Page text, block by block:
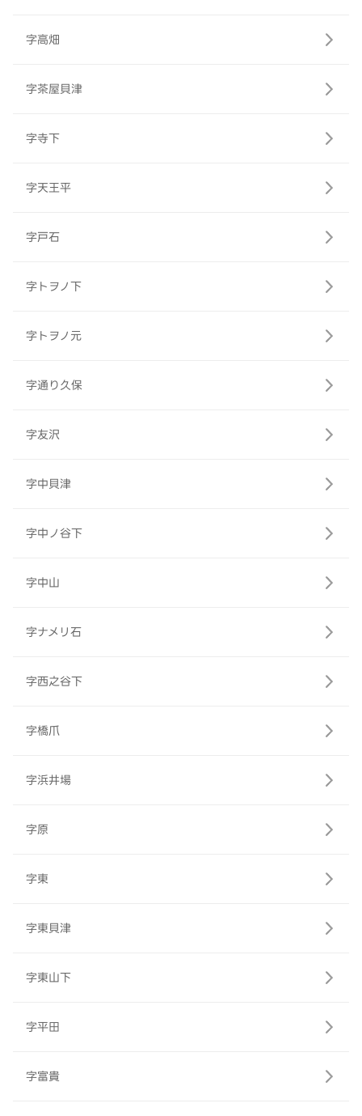
字高畑
字茶屋貝津
字寺下
字天王平
字戸石
字トヲノ下
字トヲノ元
字通り久保
字友沢
字中貝津
字中ノ谷下
字中山
字ナメリ石
字西之谷下
字橋爪
字浜井場
字原
字東
字東貝津
字東山下
字平田
字富貴